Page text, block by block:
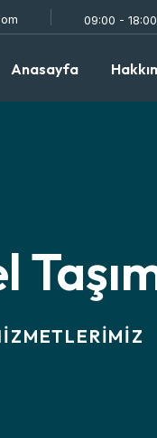
09:00 - 18:00
Anasayfa